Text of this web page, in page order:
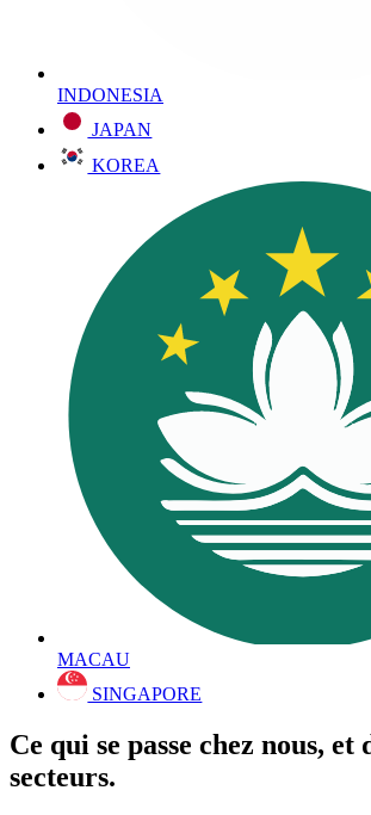
INDONESIA
JAPAN
KOREA
MACAU
SINGAPORE
Ce qui se passe chez nous, et
secteurs.